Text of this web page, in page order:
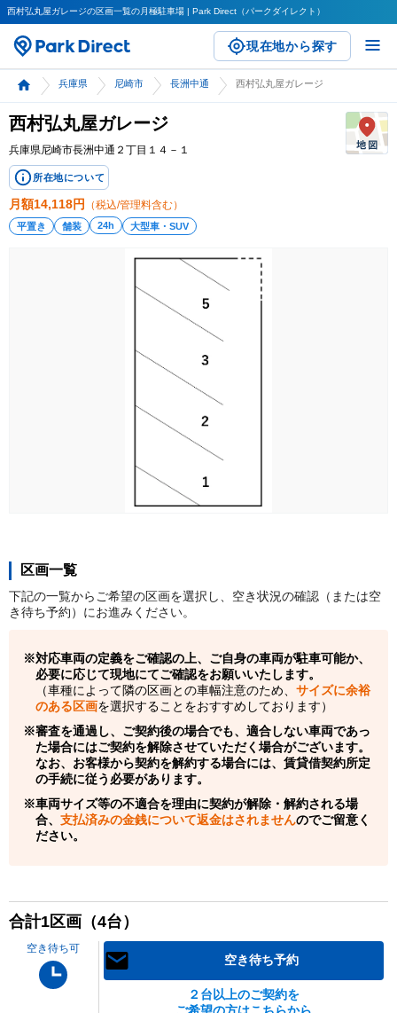
西村弘丸屋ガレージの区画一覧の月極駐車場 | Park Direct（パークダイレクト）
現在地から探す
兵庫県 尼崎市 長洲中通 西村弘丸屋ガレージ
西村弘丸屋ガレージ
兵庫県尼崎市長洲中通２丁目１４－１
所在地について
月額14,118円 （税込/管理料含む）
平置き 舗装 24h 大型車・SUV
区画一覧
下記の一覧からご希望の区画を選択し、空き状況の確認（または空
き待ち予約）にお進みください。
対応車両の定義をご確認の上、ご自身の車両が駐車可能か、
必要に応じて現地にてご確認をお願いいたします。
（車種によって隣の区画との車幅注意のため、 サイズに余裕
のある区画を選択することをおすすめしております）
審査を通過し、ご契約後の場合でも、適合しない車両であっ
た場合にはご契約を解除させていただく場合がございます。
なお、お客様から契約を解約する場合には、賃貸借契約所定
の手続に従う必要があります。
車両サイズ等の不適合を理由に契約が解除・解約される場
合、 支払済みの金銭について返金はされませんのでご留意く
ださい。
合計1区画（4台）
空き待ち可
空き待ち予約
２台以上のご契約を